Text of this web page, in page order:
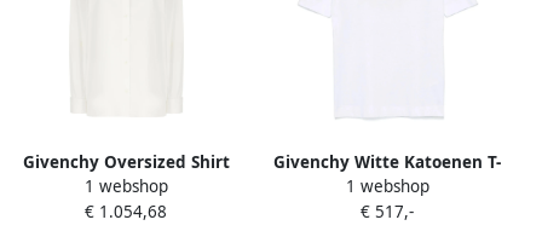
Givenchy Oversized Shirt
White Dames
1 webshop
€ 1.054,68
Givenchy Witte Katoenen T-
Shirt White Dames
1 webshop
€ 517,-